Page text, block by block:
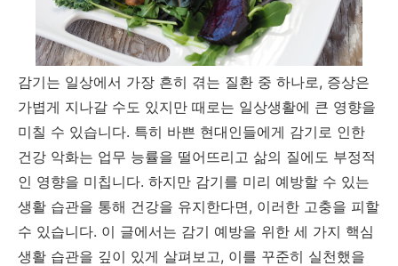
감기는 일상에서 가장 흔히 겪는 질환 중 하나로, 증상은
가볍게 지나갈 수도 있지만 때로는 일상생활에 큰 영향을
미칠 수 있습니다. 특히 바쁜 현대인들에게 감기로 인한
건강 악화는 업무 능률을 떨어뜨리고 삶의 질에도 부정적
인 영향을 미칩니다. 하지만 감기를 미리 예방할 수 있는
생활 습관을 통해 건강을 유지한다면, 이러한 고충을 피할
수 있습니다. 이 글에서는 감기 예방을 위한 세 가지 핵심
생활 습관을 깊이 있게 살펴보고, 이를 꾸준히 실천했을